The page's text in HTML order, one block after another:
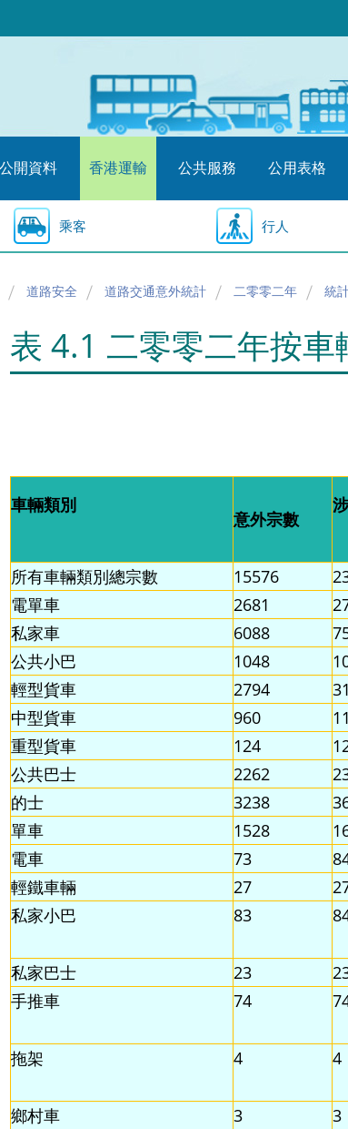
公開資料 香港運輸 公共服務 公用表格
乘客 行人
道路安全 道路交通意外統計 二零零二年 統
表 4.1 二零零二年按
車輛類別
意外宗數
所有車輛類別總宗數
15576
電單車
2681
私家車
6088
公共小巴
1048
輕型貨車
2794
中型貨車
960
重型貨車
124
公共巴士
2262
的士
3238
單車
1528
電車
73
輕鐵車輛
27
私家小巴
83
私家巴士 23
手推車
74
拖架 4 4
鄉村車 3 3